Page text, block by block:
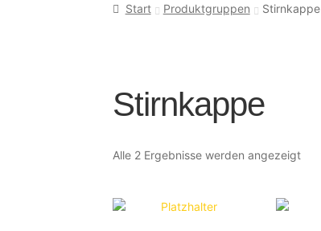
Start Produktgruppen Stirnkappe
Stirnkappe
Alle 2 Ergebnisse werden angezeigt